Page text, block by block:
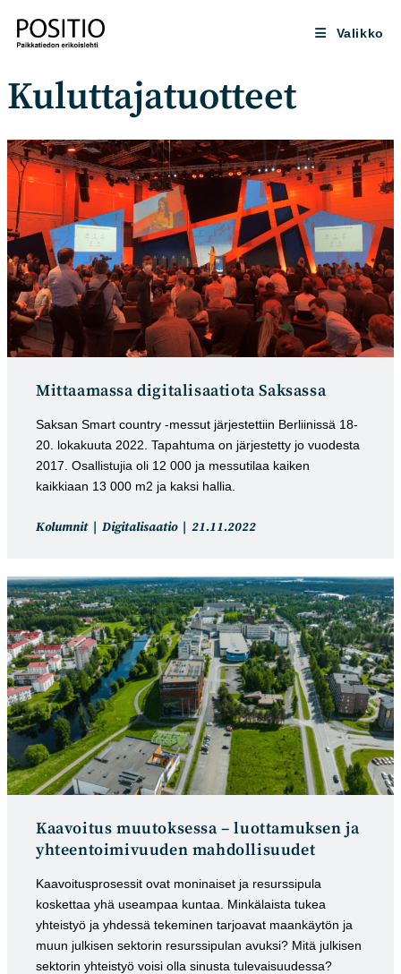
suoraan
sisältöön
Valikko
Kuluttajatuotteet
Mittaamassa digitalisaatiota Saksassa
Saksan Smart country -messut järjestettiin Berliinissä 18-
20. lokakuuta 2022. Tapahtuma on järjestetty jo vuodesta
2017. Osallistujia oli 12 000 ja messutilaa kaiken
kaikkiaan 13 000 m2 ja kaksi hallia.
Artikkelin
Kolumnit Digitalisaatio
Artikkeli
21.11.2022
Kaavoitus muutoksessa – luottamuksen ja
yhteentoimivuuden mahdollisuudet
Kaavoitusprosessit ovat moninaiset ja resurssipula
koskettaa yhä useampaa kuntaa. Minkälaista tukea
yhteistyö ja yhdessä tekeminen tarjoavat maankäytön ja
muun julkisen sektorin resurssipulan avuksi? Mitä julkisen
sektorin yhteistyö voisi olla sinusta tulevaisuudessa?